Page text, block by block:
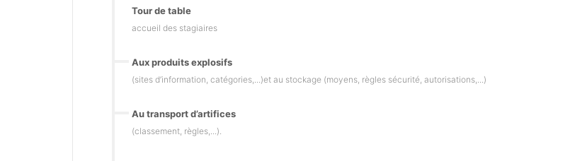
Tour de table
accueil des stagiaires
Aux produits explosifs
(sites d’information, catégories,...)et au stockage (moyens, règles sécurité, autorisations,...)
Au transport d’artifices
(classement, règles,...).